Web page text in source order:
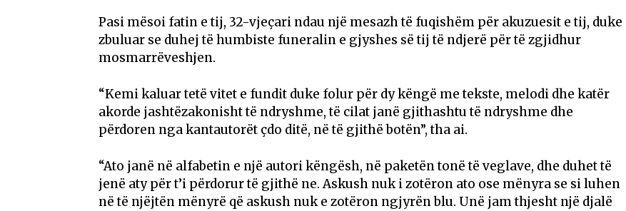
Pasi mësoi fatin e tij, 32-vjeçari ndau një mesazh të fuqishëm për akuzuesit e tij, duke
zbuluar se duhej të humbiste funeralin e gjyshes së tij të ndjerë për të zgjidhur
mosmarrëveshjen.
“Kemi kaluar tetë vitet e fundit duke folur për dy këngë me tekste, melodi dhe katër
akorde jashtëzakonisht të ndryshme, të cilat janë gjithashtu të ndryshme dhe
përdoren nga kantautorët çdo ditë, në të gjithë botën”, tha ai.
“Ato janë në alfabetin e një autori këngësh, në paketën tonë të veglave, dhe duhet të
jenë aty për t’i përdorur të gjithë ne. Askush nuk i zotëron ato ose mënyra se si luhen
në të njëjtën mënyrë që askush nuk e zotëron ngjyrën blu. Unë jam thjesht një djalë